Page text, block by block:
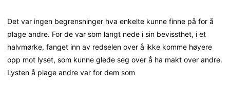
Det var ingen begrensninger hva enkelte kunne finne på for å
plage andre. For de var som langt nede i sin bevissthet, i et
halvmørke, fanget inn av redselen over å ikke komme høyere
opp mot lyset, som kunne glede seg over å ha makt over andre.
Lysten å plage andre var for dem som